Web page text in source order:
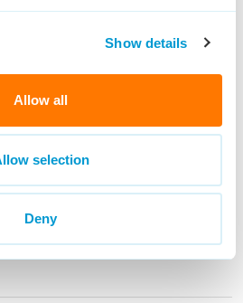
Show details
Allow all
selection
Deny
tijdens het gesprek.
is niet erg wanneer je tijdens het
hebt op een vraag, of wanneer je
is beter om een weloverwogen,
dan om altijd maar je woordje
is niet erg om te vragen wat er
je een vraag niet meteen
goed begrijpt.